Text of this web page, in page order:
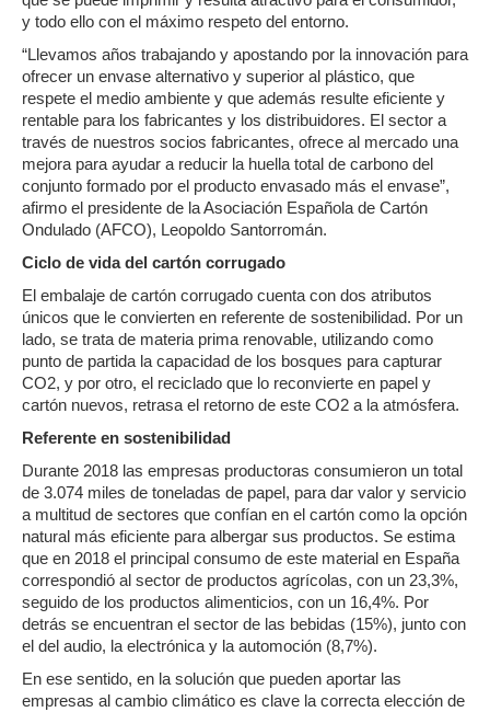
y todo ello con el máximo respeto del entorno.
“Llevamos años trabajando y apostando por la innovación para
ofrecer un envase alternativo y superior al plástico, que
respete el medio ambiente y que además resulte eficiente y
rentable para los fabricantes y los distribuidores. El sector a
través de nuestros socios fabricantes, ofrece al mercado una
mejora para ayudar a reducir la huella total de carbono del
conjunto formado por el producto envasado más el envase”,
afirmo el presidente de la Asociación Española de Cartón
Ondulado (AFCO), Leopoldo Santorromán.
Ciclo de vida del cartón corrugado
El embalaje de cartón corrugado cuenta con dos atributos
únicos que le convierten en referente de sostenibilidad. Por un
lado, se trata de materia prima renovable, utilizando como
punto de partida la capacidad de los bosques para capturar
CO2, y por otro, el reciclado que lo reconvierte en papel y
cartón nuevos, retrasa el retorno de este CO2 a la atmósfera.
Referente en sostenibilidad
Durante 2018 las empresas productoras consumieron un total
de 3.074 miles de toneladas de papel, para dar valor y servicio
a multitud de sectores que confían en el cartón como la opción
natural más eficiente para albergar sus productos. Se estima
que en 2018 el principal consumo de este material en España
correspondió al sector de productos agrícolas, con un 23,3%,
seguido de los productos alimenticios, con un 16,4%. Por
detrás se encuentran el sector de las bebidas (15%), junto con
el del audio, la electrónica y la automoción (8,7%).
En ese sentido, en la solución que pueden aportar las
empresas al cambio climático es clave la correcta elección de